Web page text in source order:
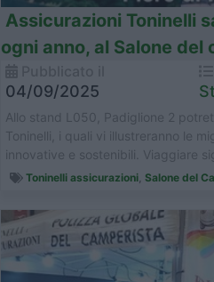
Assicurazioni Toninelli
ogni anno, al Salone del
04/09/2025
Allo stand L050, Padiglione 2
Toninelli, i quali vi illustreranno le
innovative e sostenibili. Viaggiare
Toninelli assicurazioni Salone del